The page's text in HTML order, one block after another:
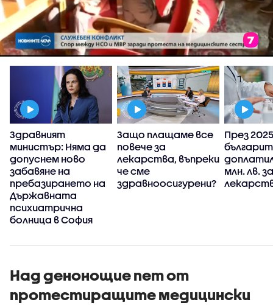
Здравният
министър: Няма да
допуснем ново
забавяне на
пребазирането на
Държавната
психиатрична
болница в София
Защо плащаме все
повече за
лекарства, въпреки
че сме
здравноосигурени?
През
млн. лв. за
Над денонощие пет от
протестиращите медицински